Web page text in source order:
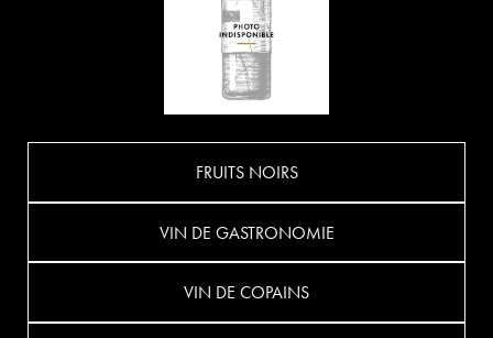
FRUITS NOIRS
VIN DE GASTRONOMIE
VIN DE COPAINS